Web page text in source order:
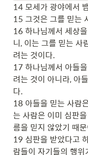
14 모세가 광야에서
15 그것은 그를 믿는
16 하나님께서 세상
니, 이는 그를 믿는 사
려는 것이다.
17 하나님께서 아들
려는 것이 아니라, 아
다.
18 아들을 믿는 사람
는 사람은 이미 심판
름을 믿지 않았기 때
19 심판을 받았다고
람들이 자기들의 행